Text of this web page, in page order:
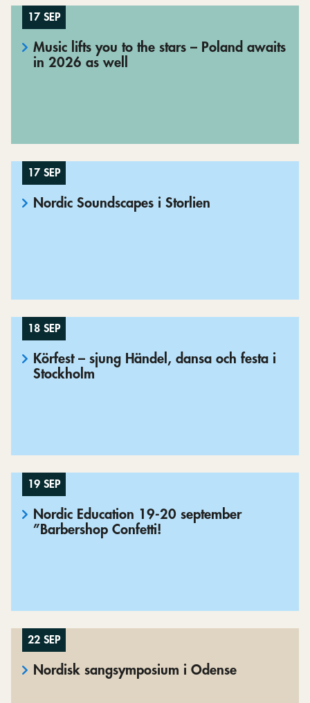
17 SEP
Music lifts you to the stars – Poland awaits
in 2026 as well
17 SEP
Nordic Soundscapes i Storlien
18 SEP
Körfest – sjung Händel, dansa och festa i
Stockholm
19 SEP
Nordic Education 19-20 september
”Barbershop Confetti!
22 SEP
Nordisk sangsymposium i Odense